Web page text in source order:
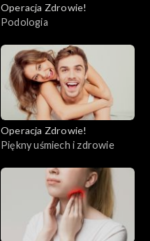
Operacja Zdrowie!
Podologia
Operacja Zdrowie!
Piękny uśmiech i zdrowie